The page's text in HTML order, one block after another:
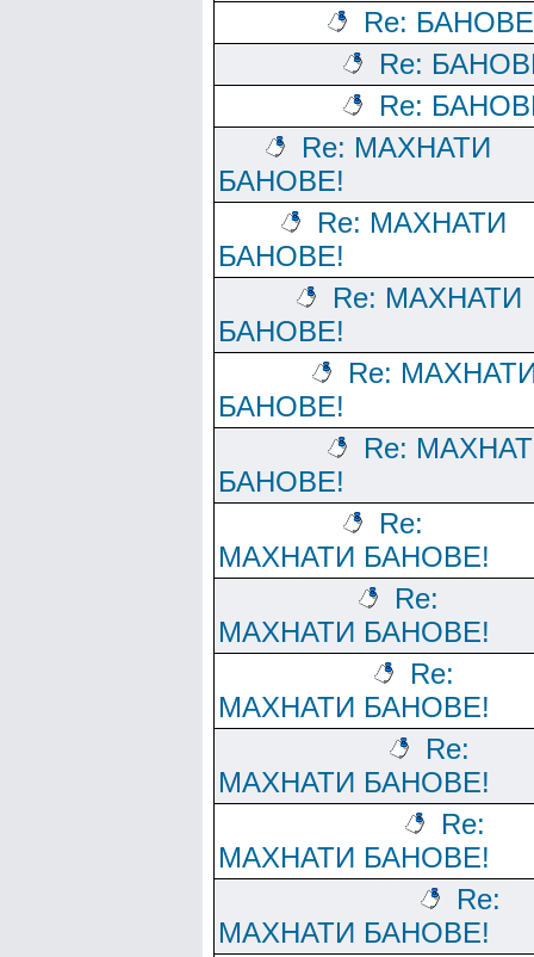
Re:
Re:
Re:
Re: МАХНАТИ
БАНОВЕ!
Re: МАХНАТИ
БАНОВЕ!
Re: МАХНАТИ
БАНОВЕ!
Re:
БАНОВЕ!
Re:
БАНОВЕ!
Re:
МАХНАТИ БАНОВЕ!
Re:
МАХНАТИ БАНОВЕ!
Re:
МАХНАТИ БАНОВЕ!
Re:
МАХНАТИ БАНОВЕ!
Re:
МАХНАТИ БАНОВЕ!
Re:
МАХНАТИ БАНОВЕ!